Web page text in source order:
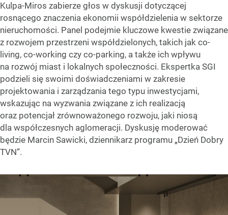
Kulpa-Miros zabierze głos w dyskusji dotyczącej
rosnącego znaczenia ekonomii współdzielenia w sektorze
nieruchomości. Panel podejmie kluczowe kwestie związane
z rozwojem przestrzeni współdzielonych, takich jak co-
living, co-working czy co-parking, a także ich wpływu
na rozwój miast i lokalnych społeczności. Ekspertka SGI
podzieli się swoimi doświadczeniami w zakresie
projektowania i zarządzania tego typu inwestycjami,
wskazując na wyzwania związane z ich realizacją
oraz potencjał zrównoważonego rozwoju, jaki niosą
dla współczesnych aglomeracji. Dyskusję moderować
będzie Marcin Sawicki, dziennikarz programu „Dzień Dobry
TVN”.